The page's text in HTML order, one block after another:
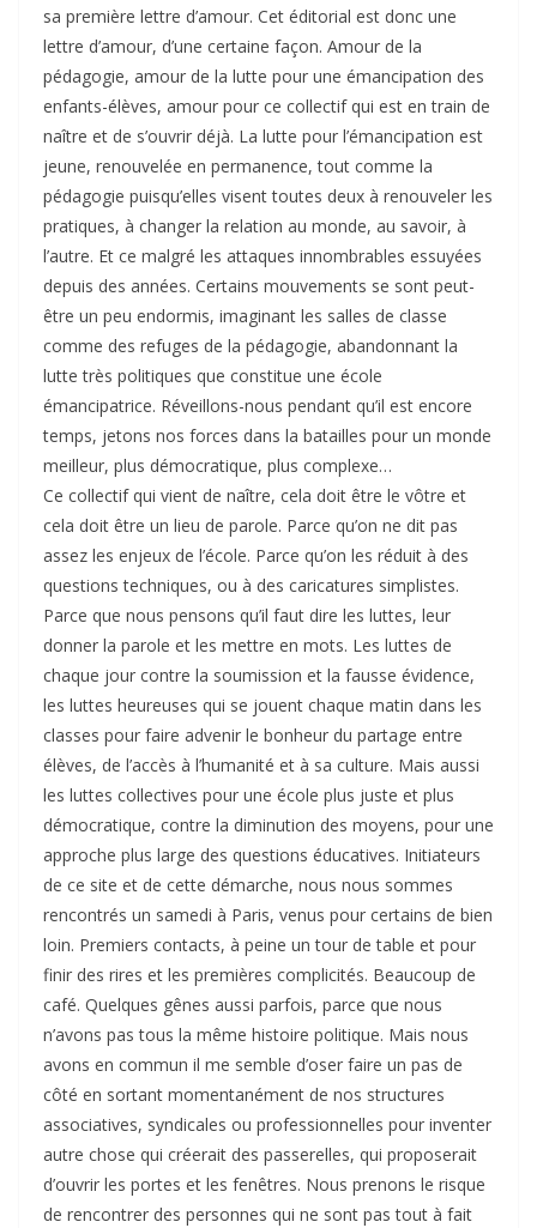
sa première lettre d’amour. Cet éditorial est donc une
lettre d’amour, d’une certaine façon. Amour de la
pédagogie, amour de la lutte pour une émancipation des
enfants-élèves, amour pour ce collectif qui est en train de
naître et de s’ouvrir déjà. La lutte pour l’émancipation est
jeune, renouvelée en permanence, tout comme la
pédagogie puisqu’elles visent toutes deux à renouveler les
pratiques, à changer la relation au monde, au savoir, à
l’autre. Et ce malgré les attaques innombrables essuyées
depuis des années. Certains mouvements se sont peut-
être un peu endormis, imaginant les salles de classe
comme des refuges de la pédagogie, abandonnant la
lutte très politiques que constitue une école
émancipatrice. Réveillons-nous pendant qu’il est encore
temps, jetons nos forces dans la batailles pour un monde
meilleur, plus démocratique, plus complexe…
Ce collectif qui vient de naître, cela doit être le vôtre et
cela doit être un lieu de parole. Parce qu’on ne dit pas
assez les enjeux de l’école. Parce qu’on les réduit à des
questions techniques, ou à des caricatures simplistes.
Parce que nous pensons qu’il faut dire les luttes, leur
donner la parole et les mettre en mots. Les luttes de
chaque jour contre la soumission et la fausse évidence,
les luttes heureuses qui se jouent chaque matin dans les
classes pour faire advenir le bonheur du partage entre
élèves, de l’accès à l’humanité et à sa culture. Mais aussi
les luttes collectives pour une école plus juste et plus
démocratique, contre la diminution des moyens, pour une
approche plus large des questions éducatives. Initiateurs
de ce site et de cette démarche, nous nous sommes
rencontrés un samedi à Paris, venus pour certains de bien
loin. Premiers contacts, à peine un tour de table et pour
finir des rires et les premières complicités. Beaucoup de
café. Quelques gênes aussi parfois, parce que nous
n’avons pas tous la même histoire politique. Mais nous
avons en commun il me semble d’oser faire un pas de
côté en sortant momentanément de nos structures
associatives, syndicales ou professionnelles pour inventer
autre chose qui créerait des passerelles, qui proposerait
d’ouvrir les portes et les fenêtres. Nous prenons le risque
de rencontrer des personnes qui ne sont pas tout à fait